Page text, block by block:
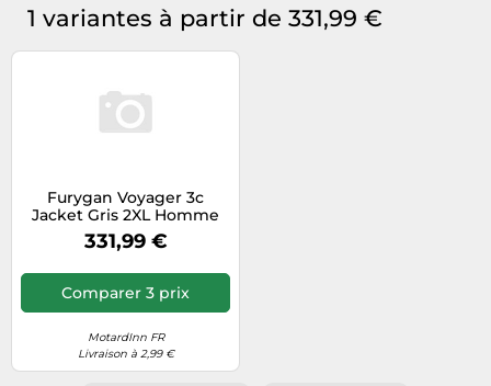
1 variantes à partir de 331,99 €
Furygan Voyager 3c
Jacket Gris 2XL Homme
331,99 €
Comparer 3 prix
MotardInn FR
Livraison à 2,99 €